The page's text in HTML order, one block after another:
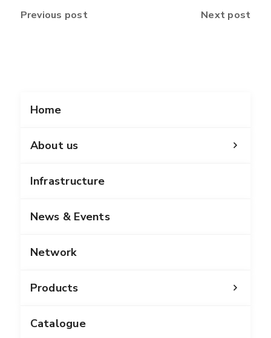
Previous post Next post
Home
About us
Infrastructure
News & Events
Network
Products
Catalogue